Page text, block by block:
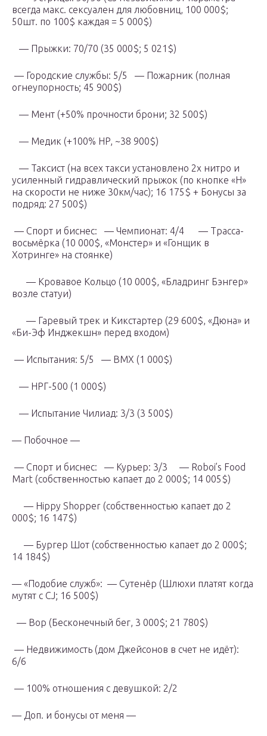
всегда макс. сексуален для любовниц, 100 000$;
50шт. по 100$ каждая = 5 000$)
— Прыжки: 70/70 (35 000$; 5 021$)
— Городские службы: 5/5 — Пожарник (полная
огнеупорность; 45 900$)
— Мент (+50% прочности брони; 32 500$)
— Медик (+100% HP, ~38 900$)
— Таксист (на всех такси установлено 2x нитро и
усиленный гидравлический прыжок (по кнопке «H»
на скорости не ниже 30км/час); 16 175$ + Бонусы за
подряд: 27 500$)
— Спорт и биснес: — Чемпионат: 4/4 — Трасса-
восьмёрка (10 000$, «Монстер» и «Гонщик в
Хотринге» на стоянке)
— Кровавое Кольцо (10 000$, «Бладринг Бэнгер»
возле статуи)
— Гаревый трек и Кикстартер (29 600$, «Дюна» и
«Би-Эф Инджекшн» перед входом)
— Испытания: 5/5 — BMX (1 000$)
— НРГ-500 (1 000$)
— Испытание Чилиад: 3/3 (3 500$)
— Побочное —
— Спорт и биснес: — Курьер: 3/3 — Roboi’s Food
Mart (собственностью капает до 2 000$; 14 005$)
— Hippy Shopper (собственностью капает до 2
000$; 16 147$)
— Бургер Шот (собственностью капает до 2 000$;
14 184$)
— «Подобие служб»: — Сутенёр (Шлюхи платят когда
мутят с CJ; 16 500$)
— Вор (Бесконечный бег, 3 000$; 21 780$)
— Недвижимость (дом Джейсонов в счет не идёт):
6/6
— 100% отношения с девушкой: 2/2
— Доп. и бонусы от меня —